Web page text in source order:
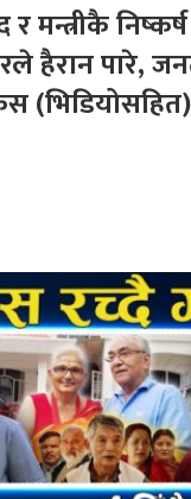
र मन्त्रीकै
हैरान पारे,
(भिडियोसहित)